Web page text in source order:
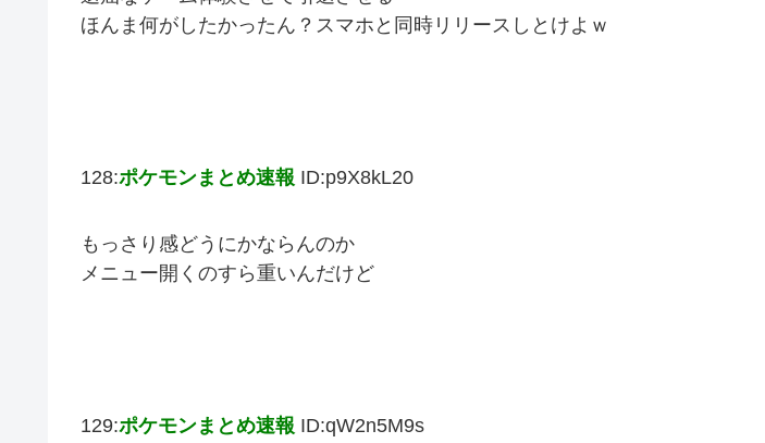
ほんま何がしたかったん？スマホと同時リリースしとけよｗ
128:ポケモンまとめ速報 ID:p9X8kL20
もっさり感どうにかならんのか
メニュー開くのすら重いんだけど
129:ポケモンまとめ速報 ID:qW2n5M9s